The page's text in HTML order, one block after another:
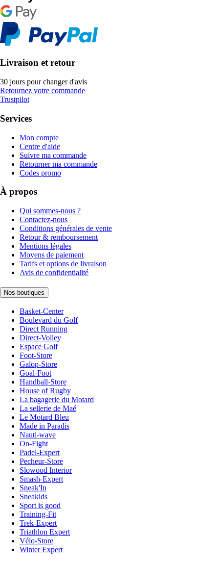
Livraison et retour
30 jours pour changer d'avis
Retournez votre commande
Trustpilot
Services
Mon compte
Centre d'aide
Suivre ma commande
Retourner ma commande
Codes promo
À propos
Qui sommes-nous ?
Contactez-nous
Conditions générales de vente
Retour & remboursement
Mentions légales
Moyens de paiement
Tarifs et options de livraison
Avis de confidentialité
Nos boutiques
Basket-Center
Boulevard du Golf
Direct Running
Direct-Volley
Espace Golf
Foot-Store
Galop-Store
Goal-Foot
Handball-Store
House of Rugby
La bagagerie du Motard
La sellerie de Maé
Le Motard Bleu
Made in Paradis
Nauti-wave
On-Fight
Padel-Expert
Pecheur-Store
Slowood Interior
Smash-Expert
Sneak'In
Sneakids
Sport is good
Training-Fit
Trek-Expert
Triathlon Expert
Vélo-Store
Winter Expert